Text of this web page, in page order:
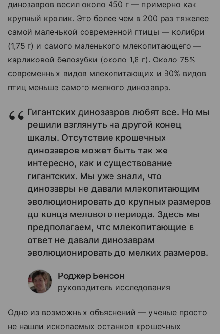
динозавров весил около 450 г — примерно как
крупный кролик. Это более чем в 200 раз тяжелее
самой маленькой современной птицы — колибри
(1,75 г) и самого маленького млекопитающего —
карликовой белозубки (около 1,8 г). Около 75%
современных видов млекопитающих и 90% видов
птиц меньше самого мелкого динозавра.
Гигантских динозавров любят все. Но мы
решили взглянуть на другой конец
шкалы. Отсутствие крошечных
динозавров может быть так же
интересно, как и существование
гигантских. Мы уже знали, что
динозавры не давали млекопитающим
эволюционировать до крупных размеров
до конца мелового периода. Здесь мы
предполагаем, что млекопитающие в
ответ не давали динозаврам
эволюционировать до мелких размеров.
Роджер Бенсон
руководитель исследования
Одно из возможных объяснений — ученые просто
не нашли ископаемых останков крошечных